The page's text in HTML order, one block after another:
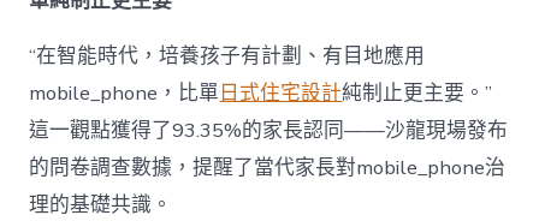
東
西”，
而
非
“家
庭
“在智能時代，培養孩子有計劃、有目地應用
mobile_phone，比單日式住宅設計純制止更主要。”
這一觀點獲得了93.35%的家長認同——沙龍現場發布
的問卷調查數據，提醒了當代家長對mobile_phone治
理的基礎共識。